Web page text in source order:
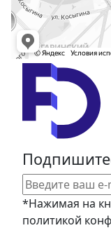
*Нажимая на
политикой